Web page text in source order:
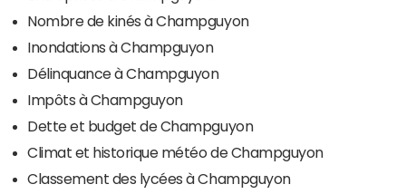
Nombre de kinés à Champguyon
Inondations à Champguyon
Délinquance à Champguyon
Impôts à Champguyon
Dette et budget de Champguyon
Climat et historique météo de Champguyon
Classement des lycées à Champguyon